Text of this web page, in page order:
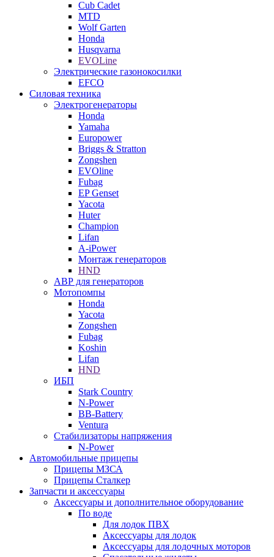
Cub Cadet
MTD
Wolf Garten
Honda
Husqvarna
EVOLine
Электрические газонокосилки
EFCO
Силовая техника
Электрогенераторы
Honda
Yamaha
Europower
Briggs & Stratton
Zongshen
EVOline
Fubag
EP Genset
Yacota
Huter
Champion
Lifan
A-iPower
Монтаж генераторов
HND
АВР для генераторов
Мотопомпы
Honda
Yacota
Zongshen
Fubag
Koshin
Lifan
HND
ИБП
Stark Country
N-Power
BB-Battery
Ventura
Стабилизаторы напряжения
N-Power
Автомобильные прицепы
Прицепы МЗСА
Прицепы Сталкер
Запчасти и аксессуары
Аксессуары и дополнительное оборудование
По воде
Для лодок ПВХ
Аксессуары для лодок
Аксессуары для лодочных моторов